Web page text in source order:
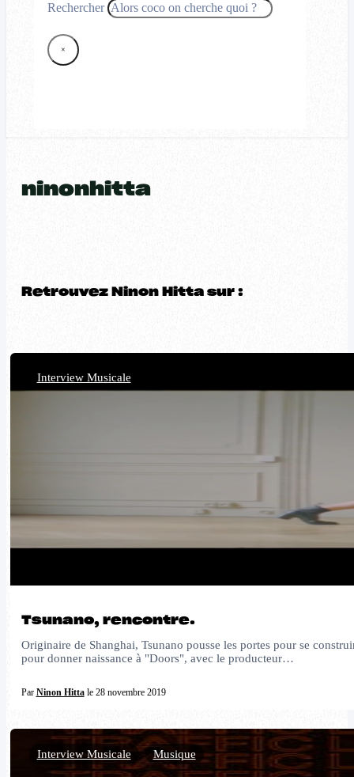
Rechercher
×
ninonhitta
Retrouvez Ninon Hitta sur :
Tsunano, rencontre.
Originaire de Shanghai, Tsunano pousse les portes pour se
pour donner naissance à "Doors", avec le producteur…
Par Ninon Hittale 28 novembre 2019
Interview Musicale
Interview Musicale , Musique